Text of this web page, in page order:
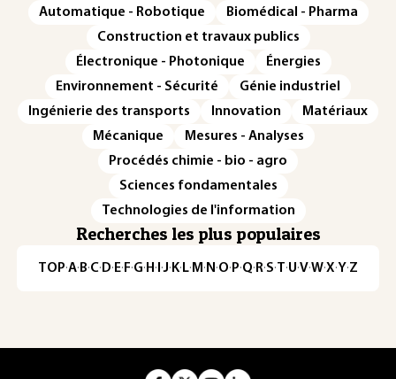
Automatique - Robotique
Biomédical - Pharma
Construction et travaux publics
Électronique - Photonique
Énergies
Environnement - Sécurité
Génie industriel
Ingénierie des transports
Innovation
Matériaux
Mécanique
Mesures - Analyses
Procédés chimie - bio - agro
Sciences fondamentales
Technologies de l'information
Recherches les plus populaires
TOP·A·B·C· D· E· F·G· H · ·J· K· L· M · N ·O· P·Q· R·S·T·U·V·W·X·Y·Z